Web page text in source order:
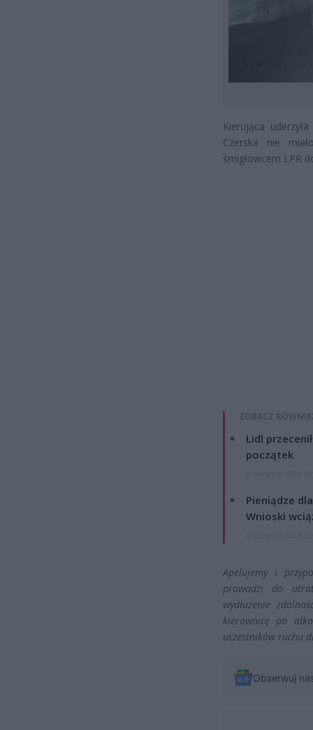
Kierująca
Czerska nie
śmigłowcem LPR
ZOBACZ
Lidl
początek
Pieniądze
Wnioski
Apelujemy i
prowadzi do
wydłużenie
kierownicę po
uczestników ruchu
Obserwuj